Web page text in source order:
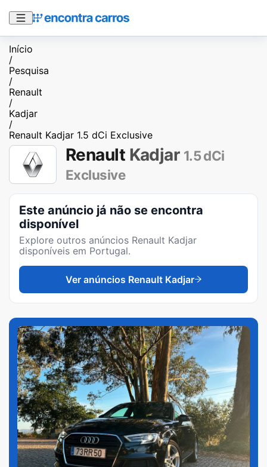
Início
/
Pesquisa
/
Renault
/
Kadjar
/
Renault Kadjar 1.5 dCi Exclusive
Renault Kadjar 1.5 dCi
Exclusive
Este anúncio já não se encontra
disponível
Explore outros anúncios Renault Kadjar
disponíveis em Portugal.
Ver anúncios Renault Kadjar